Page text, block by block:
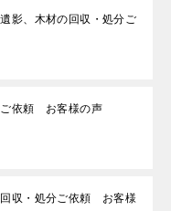
影、木材の回収・処分ご
ご依頼 お客様の声
回収・処分ご依頼 お客様